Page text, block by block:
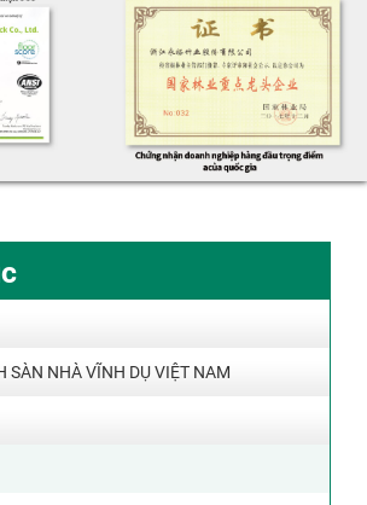
SÀN NHÀ VĨNH DỤ VIỆT NAM